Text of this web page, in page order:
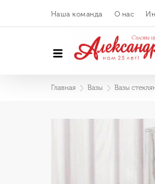
Наша команда О нас
Главная Вазы Вазы